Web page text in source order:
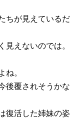
ちが見えているだ
見えないのでは。
ね。
後覆されそうかな
復活した姉妹の姿